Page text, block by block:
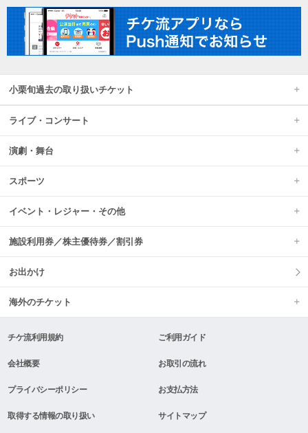
小栗旬過去の取り扱いチケット
ライブ・コンサート
演劇・舞台
スポーツ
イベント・レジャー・その他
施設利用券／株主優待券／割引券
お出かけ
海外のチケット
チケ流利用規約 ご利用ガイド
会社概要 お取引の流れ
プライバシーポリシー お支払方法
取得する情報の取り扱い サイトマップ